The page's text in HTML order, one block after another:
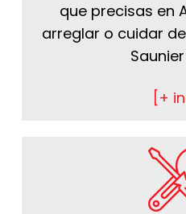
que precisas en
arreglar o cuidar
[+